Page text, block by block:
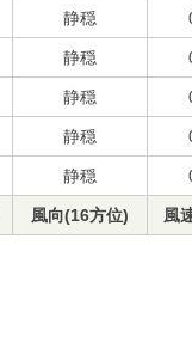
静穏
静穏
静穏
静穏
静穏
風向(16方位) 風